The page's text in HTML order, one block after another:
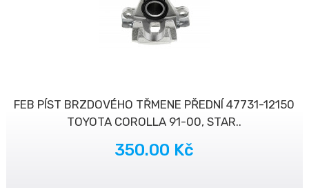
FEB PÍST BRZDOVÉHO TŘMENE PŘEDNÍ 47731-12150
TOYOTA COROLLA 91-00, STAR..
350.00 Kč